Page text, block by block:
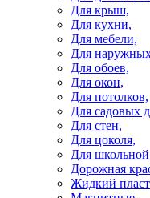
Для крыш,
Для кухни,
Для мебели,
Для
Для обоев,
Для окон,
Для потолков,
Для садовых
Для стен,
Для цоколя,
Для
Дорожная
Жидкий